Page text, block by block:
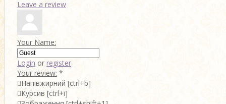
Leave a review
Your Name:
Login or register
Your review: *
Напівжирний [ctrl+b]
Курсив [ctrl+i]